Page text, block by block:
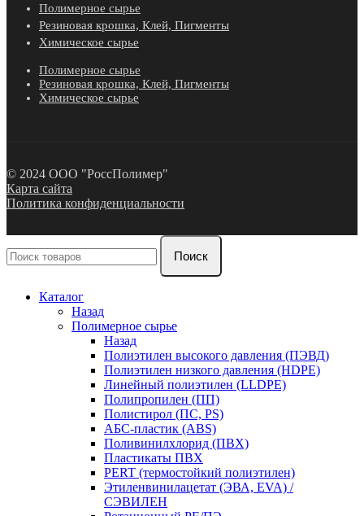
Полимерное сырье
Резиновая крошка, Клей, Пигменты
Химическое сырье
Полимерное сырье
Резиновая крошка, Клей, Пигменты
Химическое сырье
© 2024 ООО "РоссПолимер"
Карта сайта
Политика конфиденциальности
Поиск
Каталог
Назад
Полимерное сырье
Назад
Полиэтилен высокого давления (ПЭВД)
Полиэтилен низкого давления (HDPE)
Линейный полиэтилен (LLDPE)
Полипропилен (ПП)
Полистирол (ПС, PS)
АБС-пластик (ABS)
Поливинилхлорид (ПВХ)
Пластикаты ПВХ
PERT (термостойкий полиэтилен)
Этиленвинилацетат (ЭВА, EVA) /
СЭВИЛЕН